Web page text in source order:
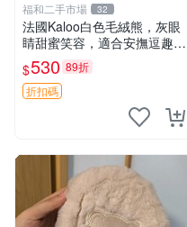
福和二手市場 32
法國Kaloo白色毛絨熊，灰眼
睛甜蜜笑容，適合安撫逗趣可
愛，柔軟面料手感佳。14 白
色安撫熊 毛絨玩具 寶寶逗樂
具
$530 89折
折扣碼